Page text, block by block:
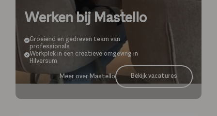
Werken bij Mastello
Groeiend en gedreven team van
professionals
Werkplek in een creatieve omgeving in
Hilversum
Meer over Mastello Bekijk vacatures